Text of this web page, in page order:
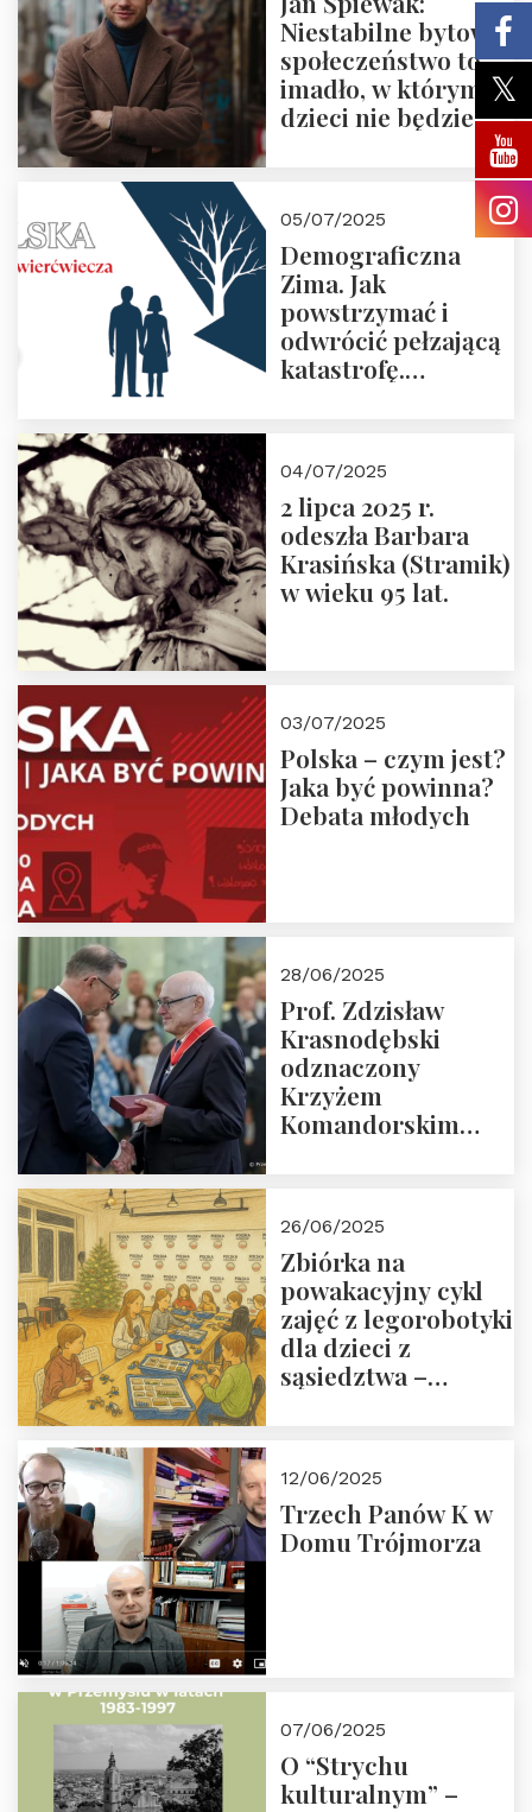
Niestabilne bytowo
społeczeństwo to
imadło, w którym
dzieci nie będzie
05/07/2025
Demograficzna
Zima. Jak
powstrzymać i
odwrócić pełzającą
katastrofę.
Nowego
Ćwierćwiecza”
04/07/2025
2 lipca 2025 r.
odeszła Barbara
Krasińska (Stramik)
w wieku 95 lat.
03/07/2025
Polska – czym jest?
Jaka być powinna?
Debata młodych
28/06/2025
Prof. Zdzisław
Krasnodębski
odznaczony
Krzyżem
Komandorskim
26/06/2025
Zbiórka na
powakacyjny cykl
zajęć z legorobotyki
dla dzieci z
sąsiedztwa –
Fundacji
12/06/2025
Trzech Panów K w
Domu Trójmorza
07/06/2025
O “Strychu
kulturalnym” –